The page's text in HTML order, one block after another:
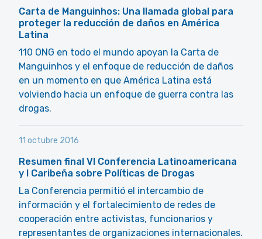
Carta de Manguinhos: Una llamada global para
proteger la reducción de daños en América
Latina
110 ONG en todo el mundo apoyan la Carta de
Manguinhos y el enfoque de reducción de daños
en un momento en que América Latina está
volviendo hacia un enfoque de guerra contra las
drogas.
11 octubre 2016
Resumen final VI Conferencia Latinoamericana
y I Caribeña sobre Políticas de Drogas
La Conferencia permitió el intercambio de
información y el fortalecimiento de redes de
cooperación entre activistas, funcionarios y
representantes de organizaciones internacionales.